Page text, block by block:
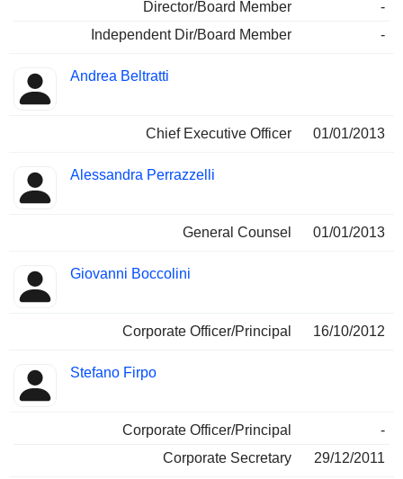
Director/Board Member
-
Independent Dir/Board Member
-
Andrea Beltratti
Chief Executive Officer 01/01/2013
Alessandra Perrazzelli
General Counsel 01/01/2013
Giovanni Boccolini
Corporate Officer/Principal 16/10/2012
Stefano Firpo
Corporate Officer/Principal
-
Corporate Secretary
29/12/2011